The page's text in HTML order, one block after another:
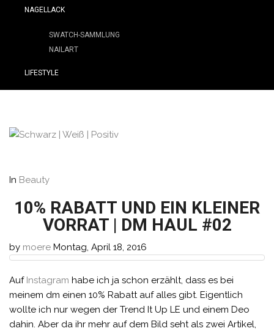
NAGELLACK
SWATCH-SAMMLUNG
NAILART
LIFESTYLE
In Beauty
10% RABATT UND EIN KLEINER
VORRAT | DM HAUL #02
by moere Montag, April 18, 2016
Auf Instagram habe ich ja schon erzählt, dass es bei
meinem dm einen 10% Rabatt auf alles gibt. Eigentlich
wollte ich nur wegen der Trend It Up LE und einem Deo
dahin. Aber da ihr mehr auf dem Bild seht als zwei Artikel,